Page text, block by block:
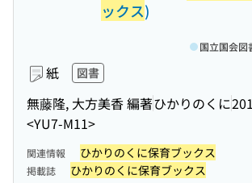
ックス)
紙 図書
無藤隆, 大方美香 編著ひかりのくに
<YU7-M11>
国立国会図
関連情報 ひかりのくに保育ブックス
掲載誌 ひかりのくに保育ブックス